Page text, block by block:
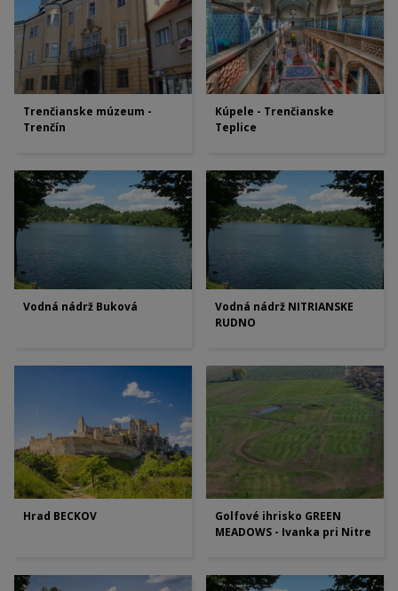
Trenčianske múzeum -
Trenčín
Kúpele - Trenčianske
Teplice
Vodná nádrž Buková
Vodná nádrž NITRIANSKE
RUDNO
Hrad BECKOV
Golfové ihrisko GREEN
MEADOWS - Ivanka pri Nitre